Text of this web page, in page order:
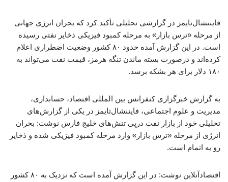
فایننشال‌تایمز در گزارشی تحلیلی تأکید کرد که بحران انرژی جهانی
از مرحله «ترس بازار» به مرحله کمبود فیزیکی ذخایر نفتی رسیده
است. در این گزارش آمده حدود ۸۰ کشور وضعیت اضطراری اعلام
کرده‌اند و درصورت بسته ماندن تنگه هرمز، قیمت نفت می‌تواند به
۱۸۰ دلار برای هر بشکه برسد.
به گزارش خبرگزاری کنفرانس بین المللی اقتصاد، حسابداری،
مدیریت و علوم اجتماعی، فایننشال‌تایمز در یکی از گزارش‌های
تحلیلی خود از بازار نفت درپی تنش‌های خلیج فارس نوشت: بحران
انرژی از مرحله «ترس بازار» وارد مرحله کمبود فیزیکی شده و ذخایر
رو به اتمام است.
اقنصادآنلاین نوشت: در این گزارش آمده است که نزدیک به ۸۰ کشور